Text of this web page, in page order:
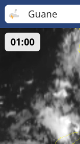
Guane
01:00